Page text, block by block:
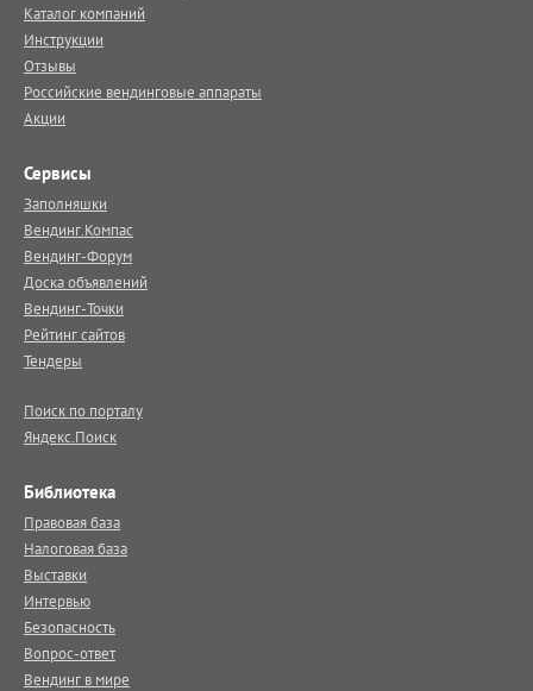
Каталог компаний
Инструкции
Отзывы
Российские вендинговые аппараты
Акции
Сервисы
Заполняшки
Вендинг.Компас
Вендинг-Форум
Доска объявлений
Вендинг-Точки
Рейтинг сайтов
Тендеры
Поиск по порталу
Яндекс.Поиск
Библиотека
Правовая база
Налоговая база
Выставки
Интервью
Безопасность
Вопрос-ответ
Вендинг в мире